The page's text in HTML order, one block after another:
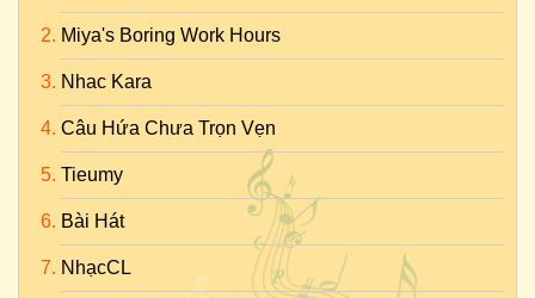
Miya's Boring Work Hours
Nhac Kara
Câu Hứa Chưa Trọn Vẹn
Tieumy
Bài Hát
NhạcCL